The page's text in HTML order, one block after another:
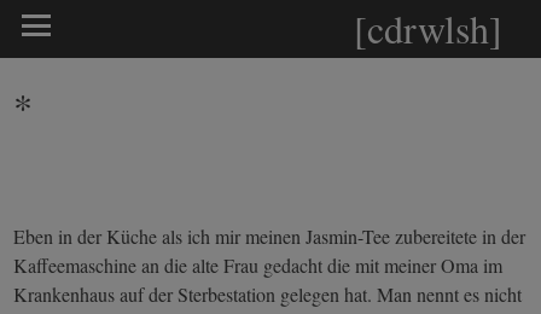
[cdrwlsh]
*
Eben in der Küche als ich mir meinenJasmin-Tee zubereitete in der
Kaffeemaschine an die alte Frau gedacht die mit meiner Oma im
Krankenhaus auf der Sterbestation gelegen hat. Man nennt es nicht